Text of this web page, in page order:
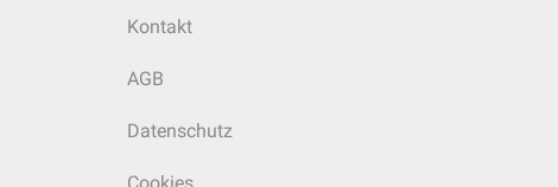
Kontakt
AGB
Datenschutz